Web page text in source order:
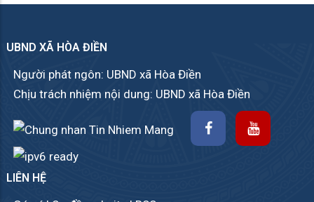
UBND XÃ HÒA ĐIỀN
Người phát ngôn: UBND xã Hòa Điền
Chịu trách nhiệm nội dung: UBND xã Hòa Điền
LIÊN HỆ